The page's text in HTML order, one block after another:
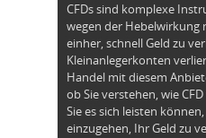
CFDs sind komplexe
wegen der Hebelwirkung
einher, schnell Geld zu
Kleinanlegerkonten
Handel mit diesem
ob Sie verstehen, wie
Sie es sich leisten
einzugehen, Ihr Geld zu